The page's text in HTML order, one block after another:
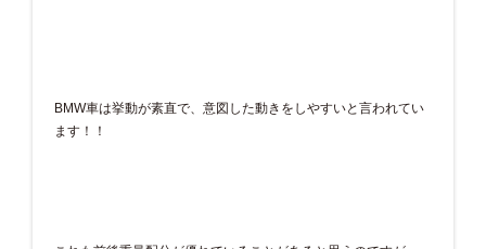
BMW車は挙動が素直で、意図した動きをしやすいと言われてい
ます！！